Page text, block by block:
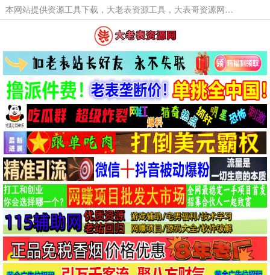
本网站提供资源工具下载，大老表资源工具，大表哥资源网软件工具，大老表资源下载，活动线报福利资源分享,活动线报，大型网游经典游戏，网络热门技术游戏辅助交流与分享。